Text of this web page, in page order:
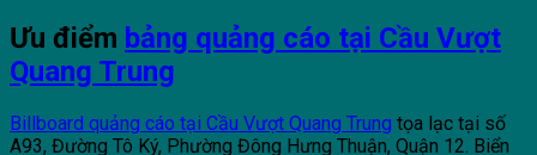
Ưu điểm bảng quảng cáo tại Cầu Vượt
Quang Trung
Billboard quảng cáo tại Cầu Vượt Quang Trung tọa lạc tại số
A93, Đường Tô Ký, Phường Đông Hưng Thuận, Quận 12. Biển